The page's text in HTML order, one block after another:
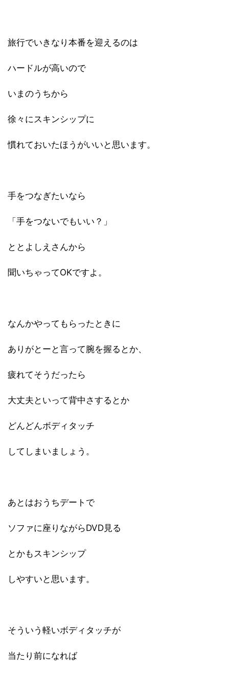
旅行でいきなり本番を迎えるのは
ハードルが高いので
いまのうちから
徐々にスキンシップに
慣れておいたほうがいいと思います。
手をつなぎたいなら
「手をつないでもいい？」
ととよしえさんから
聞いちゃってOKですよ。
なんかやってもらったときに
ありがとーと言って腕を握るとか、
疲れてそうだったら
大丈夫といって背中さするとか
どんどんボディタッチ
してしまいましょう。
あとはおうちデートで
ソファに座りながらDVD見る
とかもスキンシップ
しやすいと思います。
そういう軽いボディタッチが
当たり前になれば